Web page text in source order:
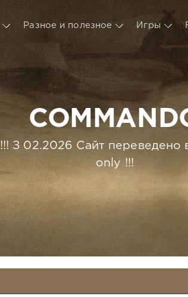
Разное и полезное Игры
!!! З 02.2026 Сайт переведено
only !!!